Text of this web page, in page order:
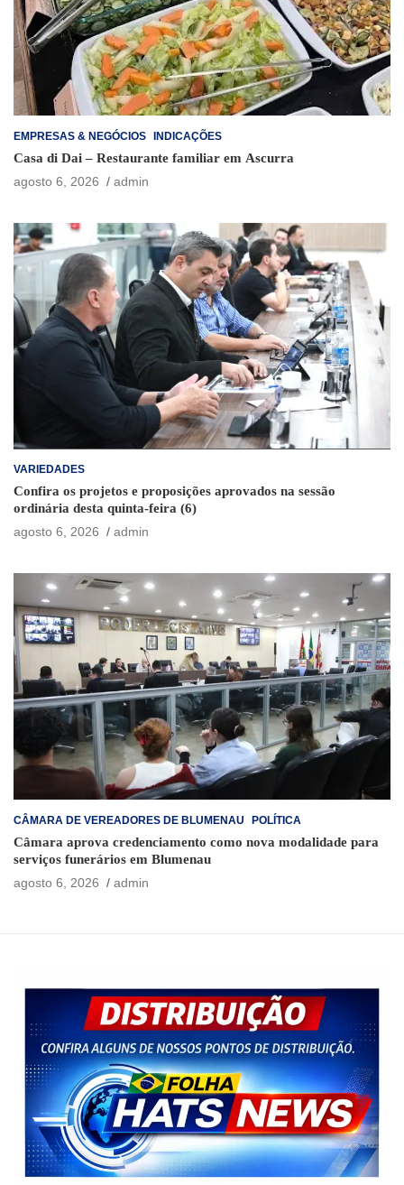
EMPRESAS & NEGÓCIOS INDICAÇÕES
Casa di Dai – Restaurante familiar em Ascurra
agosto 6, 2026
admin
VARIEDADES
Confira os projetos e proposições aprovados na sessão
ordinária desta quinta-feira (6)
agosto 6, 2026
admin
CÂMARA DE VEREADORES DE BLUMENAU POLÍTICA
Câmara aprova credenciamento como nova modalidade para
serviços funerários em Blumenau
agosto 6, 2026
admin